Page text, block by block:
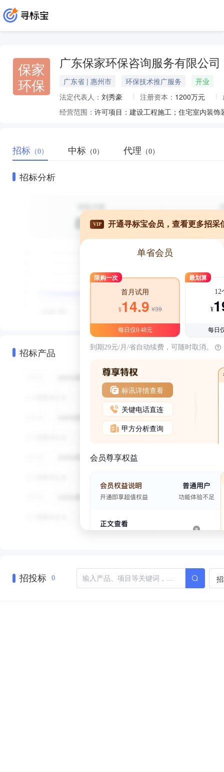
保家
环保
广东保家环保咨询服务有限公司
广东省 | 惠州市 环保技术推广服务
开业
法定代表人： 刘秀豪 注册资本： 1200万元
经营范围：
招标 （0） 中标 （0） 代理 （0）
招标分析
招标产品
VIP 开通寻标宝会员，查看更多招采
单省会员
限购一次
首月试用
¥14.9 ¥39
每日仅0.48元
最划算
12
¥
每日
到期29元/月/省自动续费，可随时取消。
标讯详情查看
关键电话直连
甲方分析查询
会员尊享权益
招投标 0